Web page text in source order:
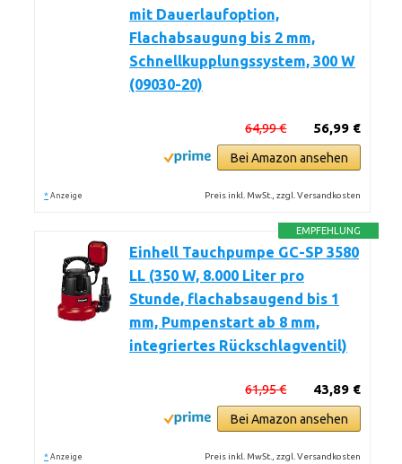
mit Dauerlaufoption,
Flachabsaugung bis 2 mm,
Schnellkupplungssystem, 300 W
(09030-20)
56,99 €
64,99 €
Bei Amazon ansehen
* Anzeige Preis inkl. MwSt., zzgl. Versandkosten
EMPFEHLUNG
Einhell Tauchpumpe GC-SP 3580
LL (350 W, 8.000 Liter pro
Stunde, flachabsaugend bis 1
mm, Pumpenstart ab 8 mm,
integriertes Rückschlagventil)
43,89 €
61,95 €
Bei Amazon ansehen
* Anzeige Preis inkl. MwSt., zzgl. Versandkosten